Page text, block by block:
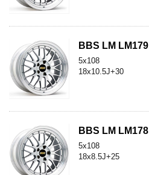
BBS LM LM179
5x108
18x10.5J+30
BBS LM LM178
5x108
18x8.5J+25